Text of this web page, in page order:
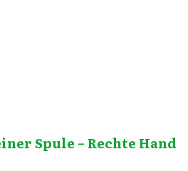
Spule – Rechte Hand